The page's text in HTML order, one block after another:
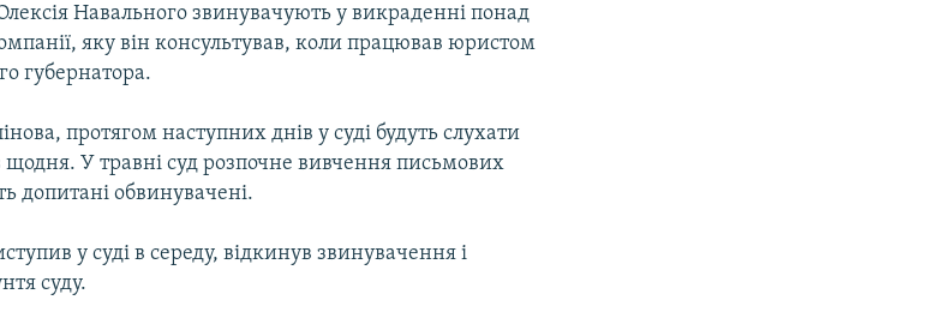
Навального звинувачують у викраденні понад
яку він консультував, коли працював юристом
губернатора.
протягом наступних днів у суді будуть слухати
щодня. У травні суд розпочне вивчення письмових
допитані обвинувачені.
у суді в середу, відкинув звинувачення і
суду.